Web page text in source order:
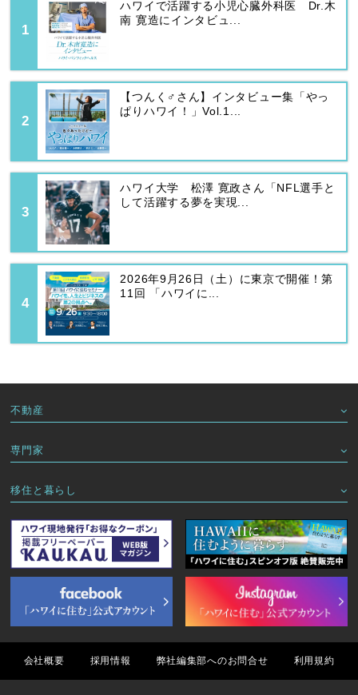
ハワイで活躍する小児心臓外科医 Dr.木
南 寛造にインタビュ...
【つんく♂さん】インタビュー集「やっ
ぱりハワイ！」Vol.1...
ハワイ大学 松澤 寛政さん「NFL選手と
して活躍する夢を実現...
2026年9月26日（土）に東京で開催！第
11回 「ハワイに...
不動産
専門家
移住と暮らし
会社概要 採用情報 弊社編集部へのお問合せ 利用規約